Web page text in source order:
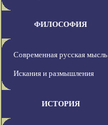
ФИЛОСОФИЯ
Современная русская мысль
Искания и размышления
ИСТОРИЯ